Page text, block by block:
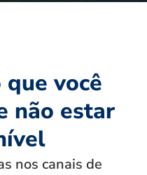
você
não estar
nos canais de